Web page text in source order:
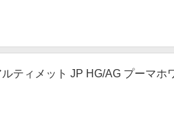
ティメット JP HG/AG プーマ